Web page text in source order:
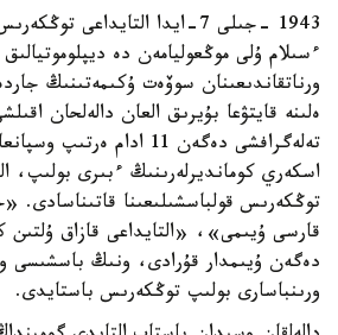
1943 -جىلى 7-ايدا التايداعى
ءسىلام ۇلى موڭعوليامەن دە
ورناتقاندىعىنان سوۆەت ۇكىمەتىنىڭ
ەلىنە قايتۋعا بۇيرىق العان دالەلحان
تەلەگرافشى دەگەن 11 ادام
اسكەري كومانديرلەرىنىڭ ءبىرى بولىپ،
توڭكەرىس قولباسشىلىعىنا قاتىناسادى.
قارسى ۇيىمى»، «التايداعى قازاق ۇلتىن
دەگەن ۇيىمدار قۇرادى، ونىڭ باسشىسى
ورىنباسارى بولىپ توڭكەرىس باستايدى.